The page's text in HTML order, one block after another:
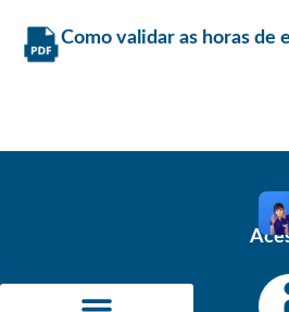
Como validar as horas de